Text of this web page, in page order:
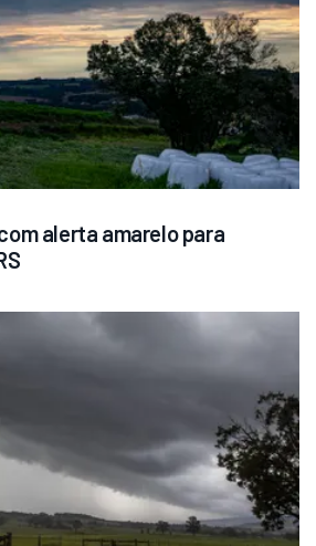
alerta amarelo para